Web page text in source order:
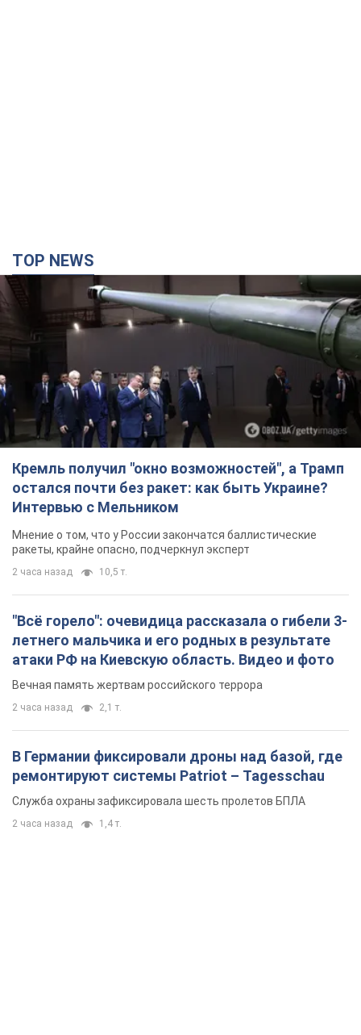
TOP NEWS
Кремль получил "окно возможностей", а Трамп
остался почти без ракет: как быть Украине?
Интервью с Мельником
Мнение о том, что у России закончатся баллистические
ракеты, крайне опасно, подчеркнул эксперт
2 часа назад 10,5 т.
"Всё горело": очевидица рассказала о гибели 3-
летнего мальчика и его родных в результате
атаки РФ на Киевскую область. Видео и фото
Вечная память жертвам российского террора
2 часа назад 2,1 т.
В Германии фиксировали дроны над базой, где
ремонтируют системы Patriot – Tagesschau
Служба охраны зафиксировала шесть пролетов БПЛА
2 часа назад 1,4 т.